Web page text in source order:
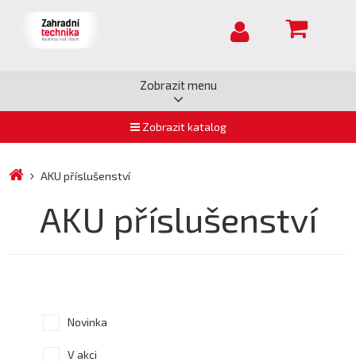
Zobrazit menu
Zobrazit katalog
AKU příslušenství
AKU příslušenství
Novinka
V akci